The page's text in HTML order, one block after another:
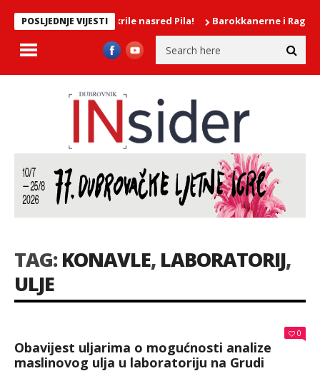
POSLJEDNJE VIJESTI
Dvije djevojke mokrile nasred Pila! Barokkanerne i Ragnhild
TAG:KONAVLE, LABORATORIJ,
ULJE
0
Obavijest uljarima o mogućnosti analize
maslinovog ulja u laboratoriju na Grudi